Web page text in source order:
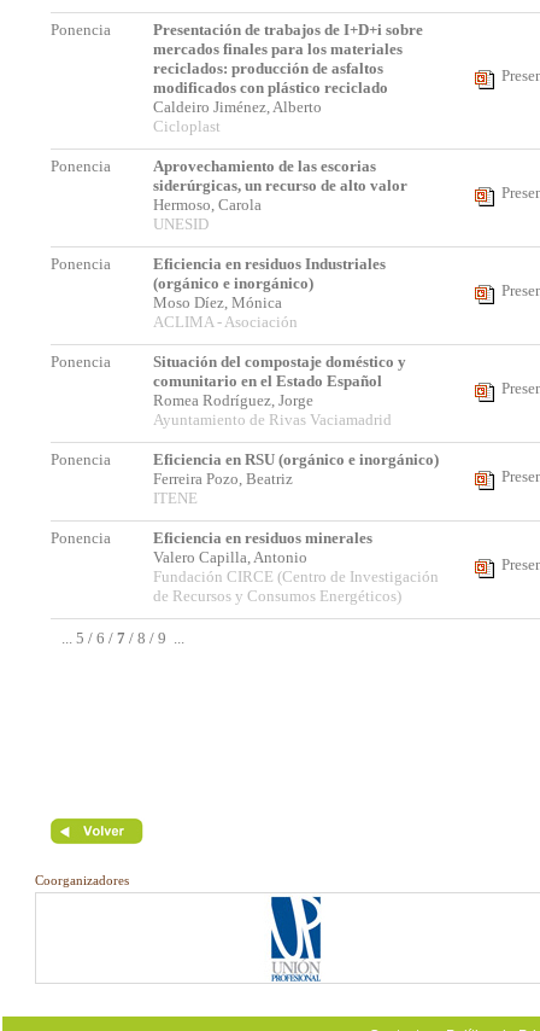
Ponencia
Presentación de trabajos de I+D+i sobre
mercados finales para los materiales
reciclados: producción de asfaltos
modificados con plástico reciclado
Caldeiro Jiménez, Alberto
Cicloplast
Ponencia
Aprovechamiento de las escorias
siderúrgicas, un recurso de alto valor
Hermoso, Carola
UNESID
Ponencia
Eficiencia en residuos Industriales
(orgánico e inorgánico)
Moso Díez, Mónica
ACLIMA - Asociación
Ponencia
Situación del compostaje doméstico y
comunitario en el Estado Español
Romea Rodríguez, Jorge
Ayuntamiento de Rivas Vaciamadrid
Ponencia
Eficiencia en RSU (orgánico e inorgánico)
Ferreira Pozo, Beatriz
ITENE
Ponencia
Eficiencia en residuos minerales
Valero Capilla, Antonio
Fundación CIRCE (Centro de Investigación
de Recursos y Consumos Energéticos)
... 5 / 6 / 7 / 8 / 9 ...
Coorganizadores